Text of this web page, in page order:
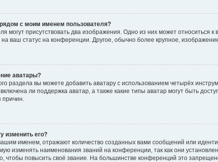
с моим именем пользователя?
могут присутствовать два изображения. Одно из них может относиться
ваш статус на конференции. Другое, обычно более крупное,
аватары?
раздела вы можете добавить аватару с использованием четырёх
ли поддержка аватар, а также какие типы аватар могут быть
изменить его?
именем, отражают количество созданных вами сообщений или
изменять наименования званий на конференции, так как они
чтобы повысить своё звание. На большинстве конференций это